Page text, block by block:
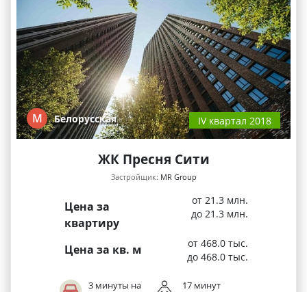
М Белорусская IV квартал 2018
ЖК Пресня Сити
Застройщик: MR Group
Цена за
квартиру
от 21.3 млн.
до 21.3 млн.
Цена за кв. м
от 468.0 тыс.
до 468.0 тыс.
3 минуты на
17 минут